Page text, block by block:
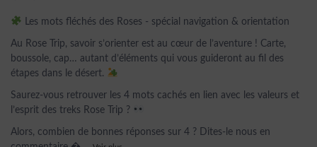
Les mots fléchés des Roses - spécial navigation & orientation
Au Rose Trip, savoir s’orienter est au cœur de l’aventure ! Carte,
boussole, cap… autant d’éléments qui vous guideront au fil des
étapes dans le désert.
Saurez-vous retrouver les 4 mots cachés en lien avec les valeurs et
l’esprit des treks Rose Trip ?
Alors, combien de bonnes réponses sur 4 ? Dites-le nous en